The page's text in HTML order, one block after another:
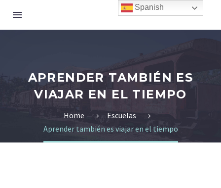
APRENDER TAMBIÉN ES
VIAJAR EN EL TIEMPO
Home
Escuelas
Aprender también es viajar en el tiempo
Spanish